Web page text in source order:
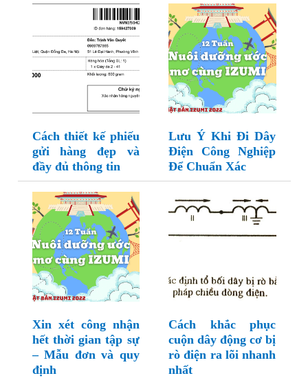
Cách thiết kế phiếu
gửi hàng đẹp và
đầy đủ thông tin
Lưu Ý Khi Đi Dây
Điện Công Nghiệp
Để Chuẩn Xác
Xin xét công nhận
hết thời gian tập sự
– Mẫu đơn và quy
định
Cách khắc phục
cuộn dây động cơ bị
rò điện ra lõi nhanh
nhất